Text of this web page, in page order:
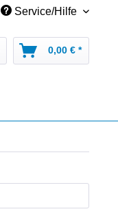
Service/Hilfe
0,00 € *